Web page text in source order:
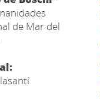
de Mar del